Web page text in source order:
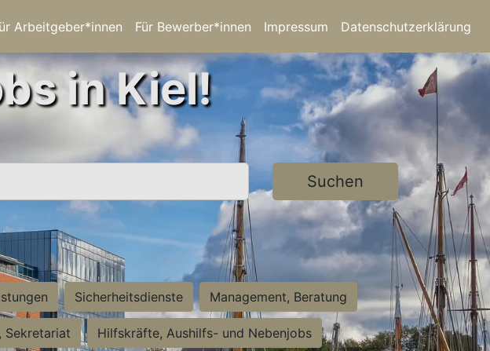
Arbeitgeber*innen Für Bewerber*innen Impressum Datenschutzerklärung
in Kiel!
Suchen
Sicherheitsdienste Management, Beratung
Sekretariat Hilfskräfte, Aushilfs- und Nebenjobs